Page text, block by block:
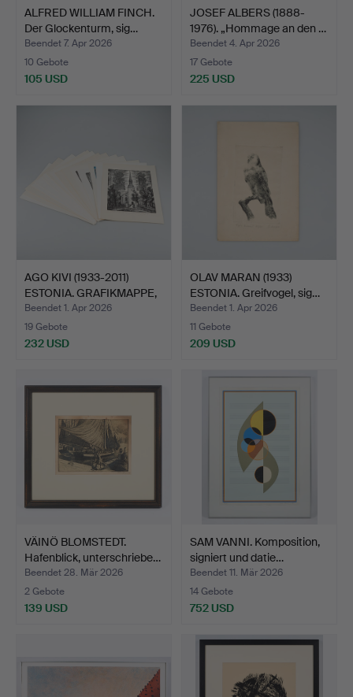
ALFRED WILLIAM FINCH.
Der Glockenturm, sig…
Beendet 7. Apr 2026
10 Gebote
105 USD
JOSEF ALBERS (1888-
1976). „Hommage an den …
Beendet 4. Apr 2026
17 Gebote
225 USD
AGO KIVI (1933-2011)
ESTONIA. GRAFIKMAPPE,
…
Beendet 1. Apr 2026
19 Gebote
232 USD
OLAV MARAN (1933)
ESTONIA. Greifvogel, sig…
Beendet 1. Apr 2026
11 Gebote
209 USD
VÄINÖ BLOMSTEDT.
Hafenblick, unterschriebe…
Beendet 28. Mär 2026
2 Gebote
139 USD
SAM VANNI. Komposition,
signiert und datie…
Beendet 11. Mär 2026
14 Gebote
752 USD